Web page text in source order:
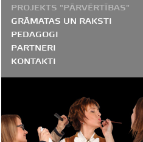
PROJEKTS "PĀRVĒRTĪBAS"
GRĀMATAS UN RAKSTI
PEDAGOGI
PARTNERI
KONTAKTI